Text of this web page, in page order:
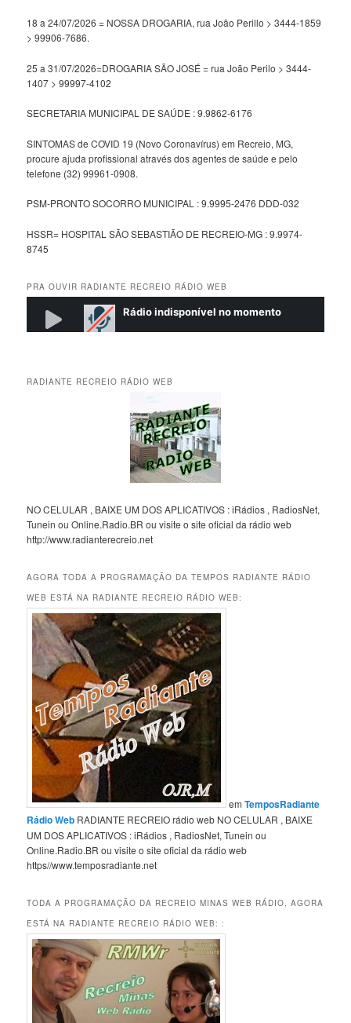
18 a 24/07/2026 = NOSSA DROGARIA, rua João Perillo > 3444-1859
> 99906-7686.
25 a 31/07/2026=DROGARIA SÃO JOSÉ = rua João Perilo > 3444-
1407 > 99997-4102
SECRETARIA MUNICIPAL DE SAÚDE : 9.9862-6176
SINTOMAS de COVID 19 (Novo Coronavírus) em Recreio, MG,
procure ajuda profissional através dos agentes de saúde e pelo
telefone (32) 99961-0908.
PSM-PRONTO SOCORRO MUNICIPAL : 9.9995-2476 DDD-032
HSSR= HOSPITAL SÃO SEBASTIÃO DE RECREIO-MG : 9.9974-
8745
PRA OUVIR RADIANTE RECREIO RÁDIO WEB
RADIANTE RECREIO RÁDIO WEB
NO CELULAR , BAIXE UM DOS APLICATIVOS : iRádios , RadiosNet,
Tunein ou Online.Radio.BR ou visite o site oficial da rádio web
http://www.radianterecreio.net
AGORA TODA A PROGRAMAÇÃO DA TEMPOS RADIANTE RÁDIO
WEB ESTÁ NA RADIANTE RECREIO RÁDIO WEB:
emTemposRadiante
Rádio Web RADIANTE RECREIO rádio web NO CELULAR , BAIXE
UM DOS APLICATIVOS : iRádios , RadiosNet, Tunein ou
Online.Radio.BR ou visite o site oficial da rádio web
https//www.temposradiante.net
TODA A PROGRAMAÇÃO DA RECREIO MINAS WEB RÁDIO, AGORA
ESTÁ NA RADIANTE RECREIO RÁDIO WEB: :